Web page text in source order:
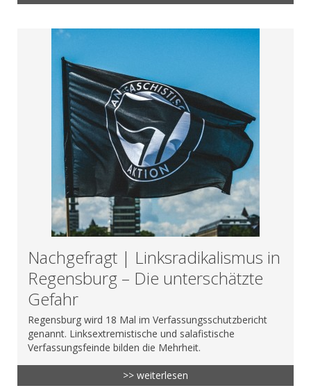
Nachgefragt | Linksradikalismus in
Regensburg – Die unterschätzte
Gefahr
Regensburg wird 18 Mal im Verfassungsschutzbericht
genannt. Linksextremistische und salafistische
Verfassungsfeinde bilden die Mehrheit.
>> weiterlesen